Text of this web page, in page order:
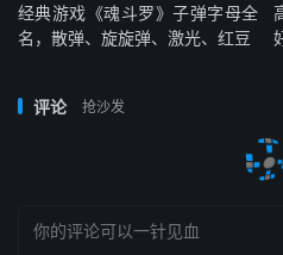
经典游戏《魂斗罗》子弹字母全
名，散弹、旋旋弹、激光、红豆
评论 抢沙发